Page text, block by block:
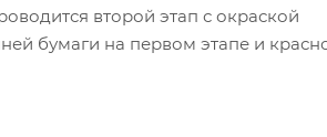
второй этап с окраской
бумаги на первом этапе и